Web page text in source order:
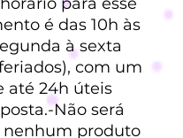
é das 10h às
à sexta
com um
até 24h úteis
Não será
nenhum produto